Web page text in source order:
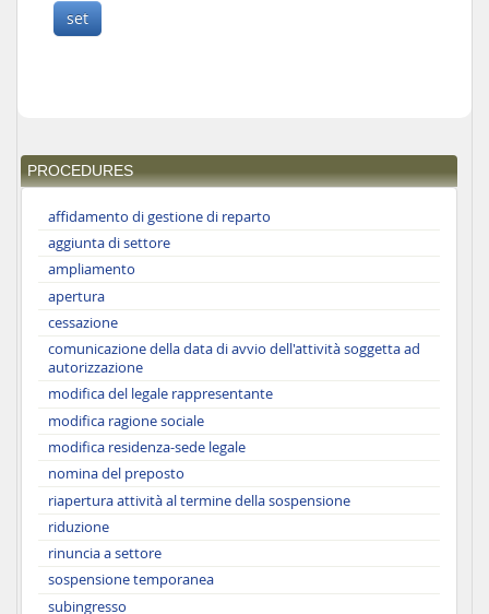
PROCEDURES
affidamento di gestione di reparto
aggiunta di settore
ampliamento
apertura
cessazione
comunicazione della data di avvio dell'attività soggetta ad
autorizzazione
modifica del legale rappresentante
modifica ragione sociale
modifica residenza-sede legale
nomina del preposto
riapertura attività al termine della sospensione
riduzione
rinuncia a settore
sospensione temporanea
subingresso